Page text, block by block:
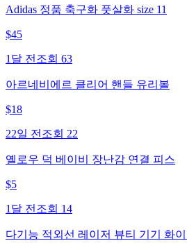
Adidas 정품 축구화 풋살화 size 11
$45
1달 전 조회 63
아르네비에르 클리어 핸들 유리볼
$18
22일 전 조회 22
옐로우 덕 베이비 장난감 연결 피스
$5
1달 전 조회 14
다기능 적외선 레이저 뷰티 기기 화